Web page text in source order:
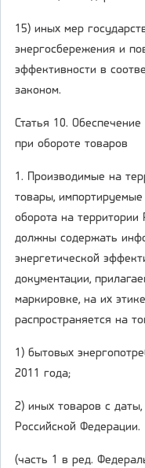
15) иных мер
энергосбережения и
эффективности в
законом.
Статья 10.
при обороте товаров
1. Производимые на
товары,
оборота на
должны содержать
энергетической
документации,
маркировке, на их
распространяется на
1) бытовых
2011 года;
2) иных товаров с
Российской Федерации.
(часть 1 в ред.